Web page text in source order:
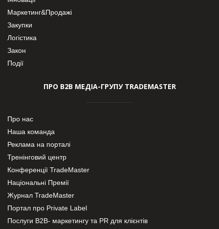
Маркетинг&Продажі
Закупки
Логістика
Закон
Події
ПРО В2В МЕДІА-ГРУПУ TRADEMASTER
Про нас
Наша команда
Реклама на порталі
Тренінговий центр
Конференції TradeMaster
Національні Премії
Журнал TradeMaster
Портал про Private Label
Послуги В2В- маркетингу та PR для клієнтів